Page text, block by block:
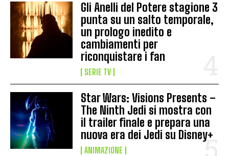
Gli Anelli del Potere stagione 3
punta su un salto temporale,
un prologo inedito e
cambiamenti per
riconquistare i fan
SERIE TV
Star Wars: Visions Presents –
The Ninth Jedi si mostra con
il trailer finale e prepara una
nuova era dei Jedi su Disney+
ANIMAZIONE